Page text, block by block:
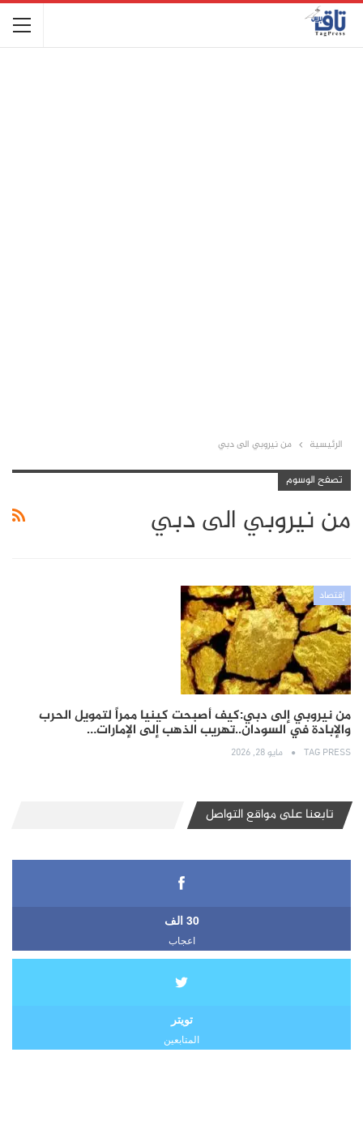
الرئيسية من نيروبي الى دبي
تصفح الوسوم
من نيروبي الى دبي
إقتصاد
من نيروبي إلى دبي:كيف أصبحت كينيا ممراً لتمويل الحرب
والإبادة في السودان..تهريب الذهب إلى الإمارات…
TAG PRESS مايو 28, 2026
تابعنا على مواقع التواصل
30 الف
اعجاب
تويتر
المتابعين